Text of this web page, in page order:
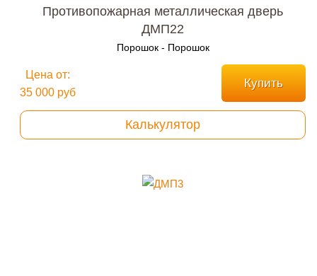
Противопожарная металлическая дверь
ДМП22
Порошок - Порошок
Цена от:
35 000 руб
Купить
Калькулятор